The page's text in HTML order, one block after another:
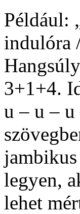
Például:
indulóra
3+1+4.
u – u –
legyen,
lehet